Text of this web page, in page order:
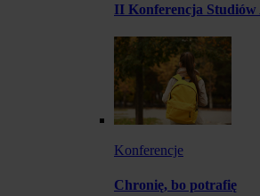
II Konferencja Studiów
Konferencje
Chronię, bo potrafię